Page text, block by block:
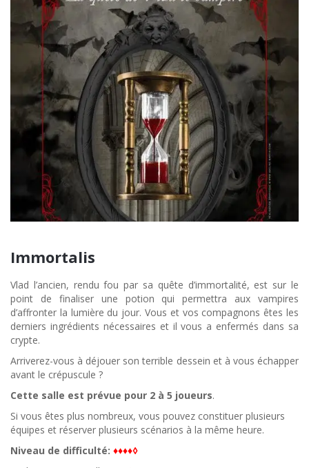
Immortalis
Vlad l’ancien, rendu fou par sa quête d’immortalité, est sur le
point de finaliser une potion qui permettra aux vampires
d’affronter la lumière du jour. Vous et vos compagnons êtes les
derniers ingrédients nécessaires et il vous a enfermés dans sa
crypte.
Arriverez-vous à déjouer son terrible dessein et à vous échapper
avant le crépuscule ?
Cette salle est prévue pour 2 à 5 joueurs.
Si vous êtes plus nombreux, vous pouvez constituer plusieurs
équipes et réserver plusieurs scénarios à la même heure.
Niveau de difficulté: ♦♦♦♦◊